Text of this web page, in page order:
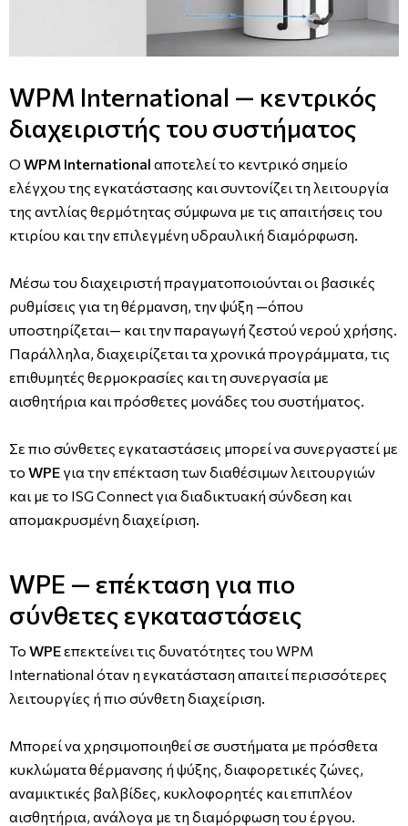
WPM International — κεντρικός
διαχειριστής του συστήματος
Ο WPM International αποτελεί το κεντρικό σημείο
ελέγχου της εγκατάστασης και συντονίζει τη λειτουργία
της αντλίας θερμότητας σύμφωνα με τις απαιτήσεις του
κτιρίου και την επιλεγμένη υδραυλική διαμόρφωση.
Μέσω του διαχειριστή πραγματοποιούνται οι βασικές
ρυθμίσεις για τη θέρμανση, την ψύξη —όπου
υποστηρίζεται— και την παραγωγή ζεστού νερού χρήσης.
Παράλληλα, διαχειρίζεται τα χρονικά προγράμματα, τις
επιθυμητές θερμοκρασίες και τη συνεργασία με
αισθητήρια και πρόσθετες μονάδες του συστήματος.
Σε πιο σύνθετες εγκαταστάσεις μπορεί να συνεργαστεί με
το WPE για την επέκταση των διαθέσιμων λειτουργιών
και με το ISG Connect για διαδικτυακή σύνδεση και
απομακρυσμένη διαχείριση.
WPE — επέκταση για πιο
σύνθετες εγκαταστάσεις
Το WPEεπεκτείνει τις δυνατότητες του WPM
International όταν η εγκατάσταση απαιτεί περισσότερες
λειτουργίες ή πιο σύνθετη διαχείριση.
Μπορεί να χρησιμοποιηθεί σε συστήματα με πρόσθετα
κυκλώματα θέρμανσης ή ψύξης, διαφορετικές ζώνες,
αναμικτικές βαλβίδες, κυκλοφορητές και επιπλέον
αισθητήρια, ανάλογα με τη διαμόρφωση του έργου.